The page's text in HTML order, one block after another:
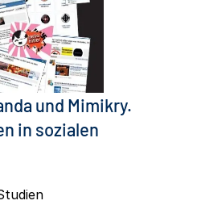
und Mimikry.
in sozialen